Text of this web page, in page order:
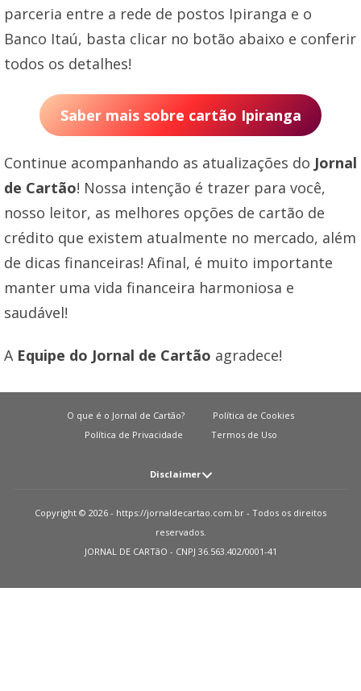
parceria entre a rede de postos Ipiranga e o
Banco Itaú, basta clicar no botão abaixo e conferir
todos os detalhes!
Saber mais sobre cartão Ipiranga
Continue acompanhando as atualizações do Jornal
de Cartão! Nossa intenção é trazer para você,
nosso leitor, as melhores opções de cartão de
crédito que existem atualmente no mercado, além
de dicas financeiras! Afinal, é muito importante
manter uma vida financeira harmoniosa e
saudável!
A Equipe do Jornal de Cartão agradece!
O que é o Jornal de Cartão?
Política de Cookies
Política de Privacidade
Termos de Uso
Disclaimer
em dinheiro para liberação de qualquer tipo de produto financeiro, seja
cartão de crédito, financiamento ou empréstimo. Caso isto aconteça nos
avise pelo formulário imediatamente. Observações: O JORNAL DE CARTãO
ressaltar que essas informações podem divergir das informações
Copyright © 2026 - https://jornaldecartao.com.br - Todos os direitos
reservados.
JORNAL DE CARTãO - CNPJ 36.563.402/0001-41